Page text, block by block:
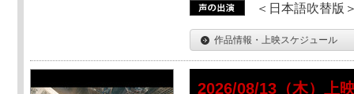
＜日本語吹替版
作品情報・上映スケジュール
2026/08/13（木）上